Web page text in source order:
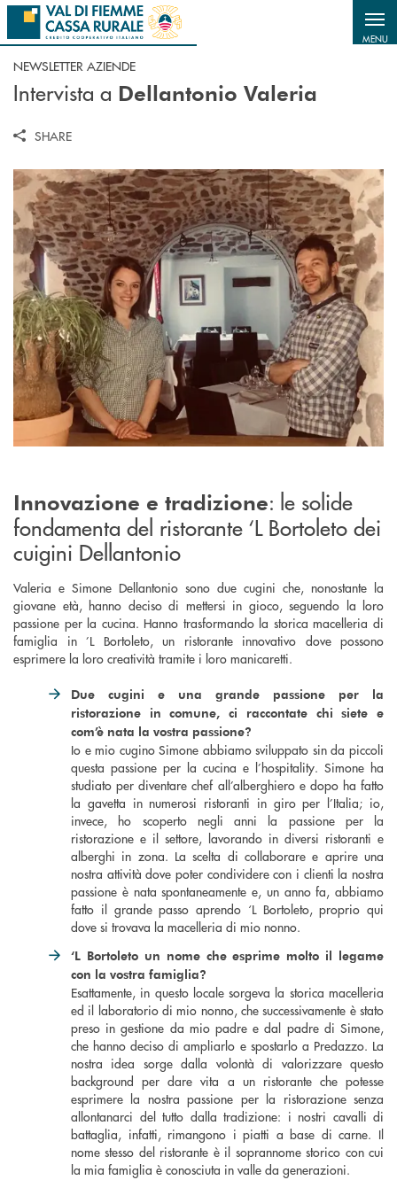
Salta al contenuto principale
MENU
NEWSLETTER AZIENDE
Intervista a Dellantonio Valeria
SHARE
Innovazione e tradizione: le solide
fondamenta del ristorante ‘L Bortoleto dei
cuigini Dellantonio
Valeria e Simone Dellantonio sono due cugini che, nonostante la
giovane età, hanno deciso di mettersi in gioco, seguendo la loro
passione per la cucina. Hanno trasformando la storica macelleria di
famiglia in ’L Bortoleto, un ristorante innovativo dove possono
esprimere la loro creatività tramite i loro manicaretti.
Due cugini e una grande passione per la
ristorazione in comune, ci raccontate chi siete e
com’è nata la vostra passione?
Io e mio cugino Simone abbiamo sviluppato sin da piccoli
questa passione per la cucina e l’hospitality. Simone ha
studiato per diventare chef all’alberghiero e dopo ha fatto
la gavetta in numerosi ristoranti in giro per l’Italia; io,
invece, ho scoperto negli anni la passione per la
ristorazione e il settore, lavorando in diversi ristoranti e
alberghi in zona. La scelta di collaborare e aprire una
nostra attività dove poter condividere con i clienti la nostra
passione è nata spontaneamente e, un anno fa, abbiamo
fatto il grande passo aprendo ‘L Bortoleto, proprio qui
dove si trovava la macelleria di mio nonno.
‘L Bortoleto un nome che esprime molto il legame
con la vostra famiglia?
Esattamente, in questo locale sorgeva la storica macelleria
ed il laboratorio di mio nonno, che successivamente è stato
preso in gestione da mio padre e dal padre di Simone,
che hanno deciso di ampliarlo e spostarlo a Predazzo. La
nostra idea sorge dalla volontà di valorizzare questo
background per dare vita a un ristorante che potesse
esprimere la nostra passione per la ristorazione senza
allontanarci del tutto dalla tradizione: i nostri cavalli di
battaglia, infatti, rimangono i piatti a base di carne. Il
nome stesso del ristorante è il soprannome storico con cui
la mia famiglia è conosciuta in valle da generazioni.